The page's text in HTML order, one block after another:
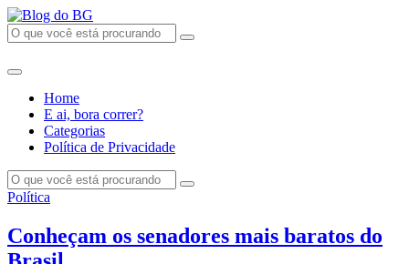
Home
E ai, bora correr?
Categorias
Política de Privacidade
Política
Conheçam os senadores mais baratos do